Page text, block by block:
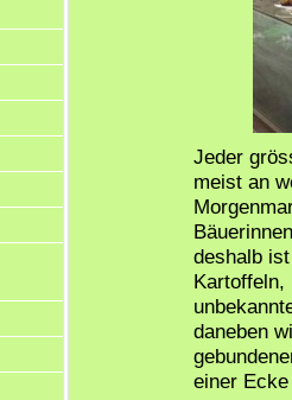
Jeder
meist an
deshalb
Kartoffeln,
daneben
einer